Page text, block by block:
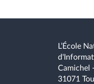
L’École
Camichel
31071